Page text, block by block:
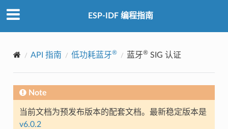
ESP-IDF 编程指南
API 指南 低功耗蓝牙® 蓝牙®SIG 认证
Note
当前文档为预发布版本的配套文档。最新稳定版本是
v6.0.2